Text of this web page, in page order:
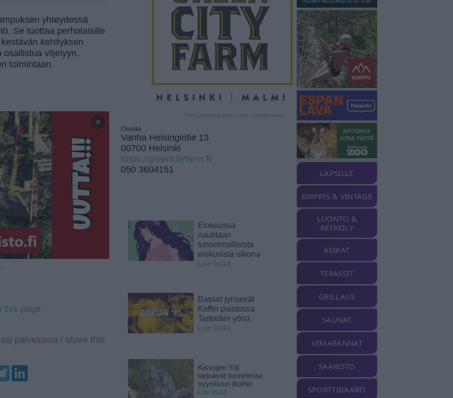
yhteydessä
Se tuottaa perholaisille
kehityksen
viljelyyn,
toimintaan.
×
this page
palvelussa / share this
T
Perho Liiketalousopisto / Perho Liiketalousopisto
Osoite
Vanha Helsingintie 13
00700 Helsinki
https://greencityfarm.fi/
050 3604151
Elokuussa
nautitaan
tunnelmallisista
elokuvista ulkona
Lue lisää
Bassot jyrisevät
Koffin puistossa
Taiteiden yönä
Lue lisää
Kissojen Yöt
tarjoavat tunnelmaa
syyskuun iltoihin
Lue lisää
LAPSILLE
KIRPPIS & VINTAGE
LUONTO &
RETKEILY
KEIKAT
TERASSIT
GRILLAUS
SAUNAT
UIMARANNAT
SAARISTO
SPORTTIBAARIT